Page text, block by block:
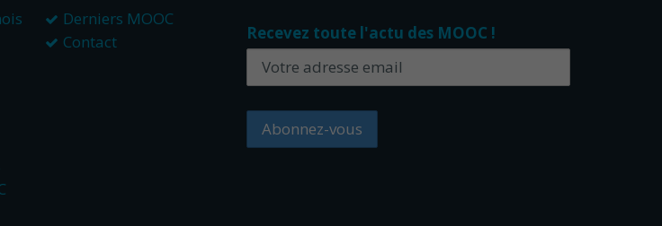
Derniers MOOC
Contact Recevez toute l'actu des MOOC !